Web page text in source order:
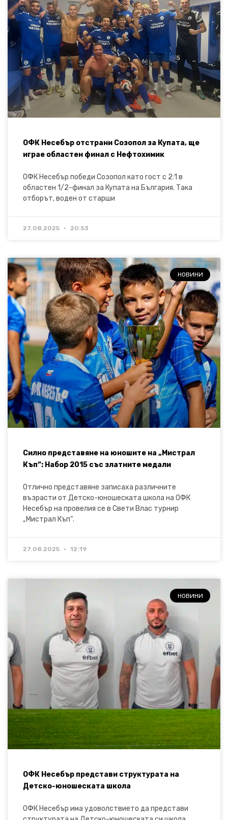
ОФК Несебър отстрани Созопол за Купата, ще
играе областен финал с Нефтохимик
ОФК Несебър победи Созопол като гост с 2:1 в
областен 1/2-финал за Купата на България. Така
отборът, воден от старши
27.08.2025 20:53
НОВИНИ
Силно представяне на юношите на „Мистрал
Къп“: Набор 2015 със златните медали
Отлично представяне записаха различните
възрасти от Детско-юношеската школа на ОФК
Несебър на провелия се в Свети Влас турнир
„Мистрал Къп“.
27.08.2025 12:19
НОВИНИ
ОФК Несебър представи структурата на
Детско-юношеската школа
ОФК Несебър има удоволствието да представи